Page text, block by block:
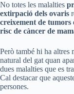
No totes les malalties
extirpació dels ovaris
creixement de tumors
risc de càncer de
Però també hi ha altres
natural del gat quan
dues malalties que es
Cal destacar que
persones.